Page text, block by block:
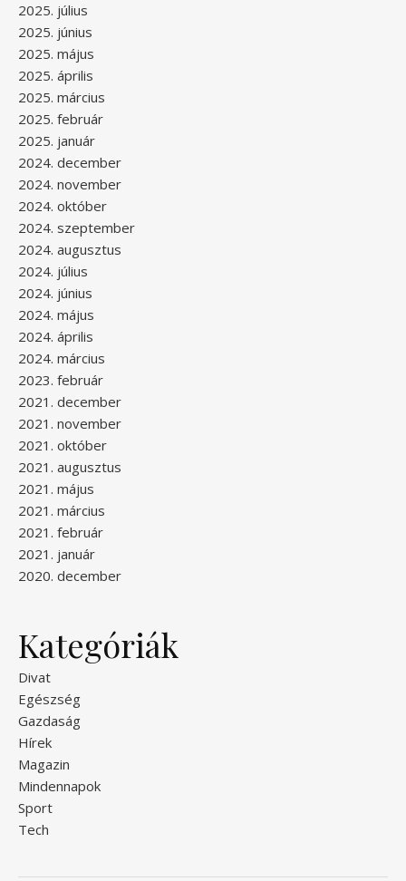
2025. július
2025. június
2025. május
2025. április
2025. március
2025. február
2025. január
2024. december
2024. november
2024. október
2024. szeptember
2024. augusztus
2024. július
2024. június
2024. május
2024. április
2024. március
2023. február
2021. december
2021. november
2021. október
2021. augusztus
2021. május
2021. március
2021. február
2021. január
2020. december
Kategóriák
Divat
Egészség
Gazdaság
Hírek
Magazin
Mindennapok
Sport
Tech